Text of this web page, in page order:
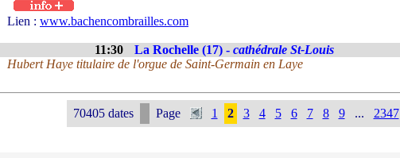
Lien : www.bachencombrailles.com
11:30 La Rochelle (17) - cathédrale St-Louis
Hubert Haye titulaire de l'orgue de Saint-Germain en Laye
70405 dates Page 1 2 3 4 5 6 7 8 9 ... 2347